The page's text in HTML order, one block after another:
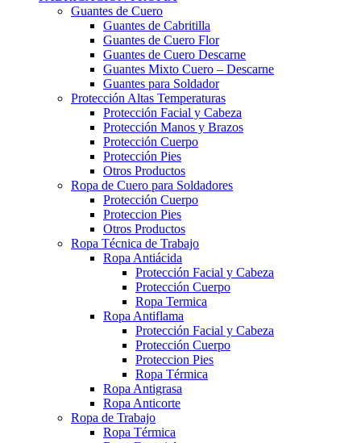
Guantes de Cuero
Guantes de Cabritilla
Guantes de Cuero Flor
Guantes de Cuero Descarne
Guantes Mixto Cuero – Descarne
Guantes para Soldador
Protección Altas Temperaturas
Protección Facial y Cabeza
Protección Manos y Brazos
Protección Cuerpo
Protección Pies
Otros Productos
Ropa de Cuero para Soldadores
Protección Cuerpo
Proteccion Pies
Otros Productos
Ropa Técnica de Trabajo
Ropa Antiácida
Protección Facial y Cabeza
Protección Cuerpo
Ropa Termica
Ropa Antiflama
Protección Facial y Cabeza
Protección Cuerpo
Proteccion Pies
Ropa Térmica
Ropa Antigrasa
Ropa Anticorte
Ropa de Trabajo
Ropa Térmica